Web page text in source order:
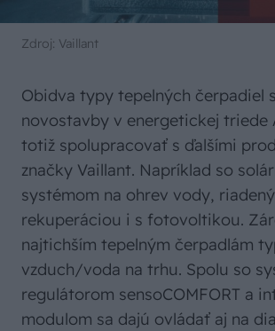
Zdroj: Vaillant
Obidva typy tepelných čerpadiel
novostavby v energetickej triede
totiž spolupracovať s ďalšími
značky Vaillant. Napríklad so
systémom na ohrev vody,
rekuperáciou i s fotovoltikou.
najtichším tepelným čerpadlám
vzduch/voda na trhu. Spolu so
regulátorom sensoCOMFORT a
modulom sa dajú ovládať aj na